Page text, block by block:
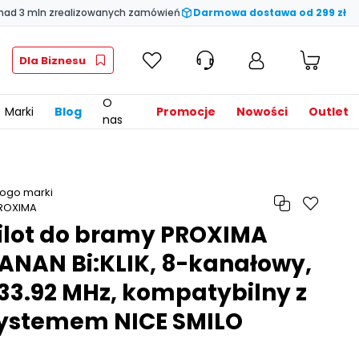
3 mln zrealizowanych zamówień Darmowa dostawa od 299 zł
Dla Biznesu
Marki Blog
O
nas
Promocje Nowości Outlet
do bramy PROXIMA
Bi:KLIK, 8-kanałowy,
MHz, kompatybilny z
NICE SMILO